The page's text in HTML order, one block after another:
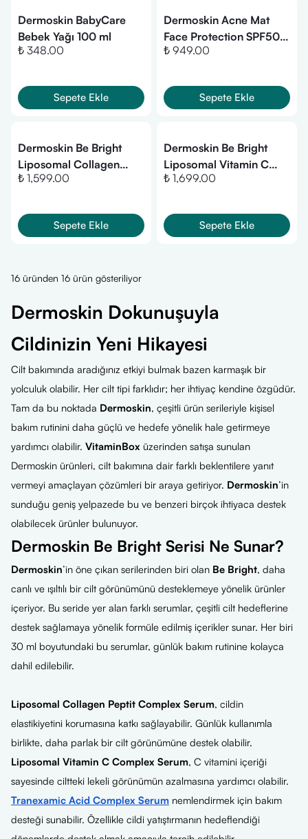
Dermoskin BabyCare
Bebek Yağı 100 ml
₺ 348.00
Sepete Ekle
Dermoskin Acne Mat
Face Protection SPF50+
50 ml
₺ 949.00
Sepete Ekle
Dermoskin Be Bright
Liposomal Collagen
Peptit Complex Serum
₺ 1,599.00
Sepete Ekle
Dermoskin Be Bright
Liposomal Vitamin C
Complex Serum 30 ml
₺ 1,699.00
Sepete Ekle
16 üründen 16 ürün gösteriliyor
Dermoskin Dokunuşuyla
Cildinizin Yeni Hikayesi
Cilt bakımında aradığınız etkiyi bulmak bazen karmaşık bir
yolculuk olabilir. Her cilt tipi farklıdır; her ihtiyaç kendine özgüdür.
Tam da bu noktada Dermoskin, çeşitli ürün serileriyle kişisel
bakım rutinini daha güçlü ve hedefe yönelik hale getirmeye
yardımcı olabilir. VitaminBox üzerinden satışa sunulan
Dermoskin ürünleri, cilt bakımına dair farklı beklentilere yanıt
vermeyi amaçlayan çözümleri bir araya getiriyor. Dermoskin’in
sunduğu geniş yelpazede bu ve benzeri birçok ihtiyaca destek
olabilecek ürünler bulunuyor.
Dermoskin Be Bright Serisi Ne Sunar?
Dermoskin’in öne çıkan serilerinden biri olan Be Bright, daha
canlı ve ışıltılı bir cilt görünümünü desteklemeye yönelik ürünler
içeriyor. Bu seride yer alan farklı serumlar, çeşitli cilt hedeflerine
destek sağlamaya yönelik formüle edilmiş içerikler sunar. Her biri
30 ml boyutundaki bu serumlar, günlük bakım rutinine kolayca
dahil edilebilir.
Liposomal Collagen Peptit Complex Serum, cildin
elastikiyetini korumasına katkı sağlayabilir. Günlük kullanımla
birlikte, daha parlak bir cilt görünümüne destek olabilir.
Liposomal Vitamin C Complex Serum, C vitamini içeriği
sayesinde ciltteki lekeli görünümün azalmasına yardımcı olabilir.
Tranexamic Acid Complex Serum nemlendirmek için bakım
desteği sunabilir. Özellikle cildi yatıştırmanın hedeflendiği